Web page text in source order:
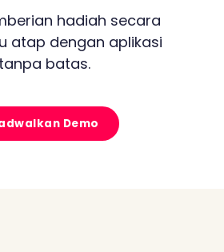
hadiah secara
atap dengan aplikasi
tanpa batas.
Demo